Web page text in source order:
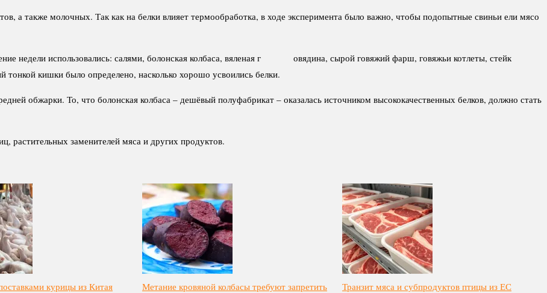
а также молочных. Так как на белки влияет термообработка, в ходе эксперимента было важно, чтобы подопытные свиньи ели мясо
недели использовались: салями, болонская колбаса, вяленая г овядина, сырой говяжий фарш, говяжьи котлеты, стейк
тонкой кишки было определено, насколько хорошо усвоились белки.
обжарки. То, что болонская колбаса – дешёвый полуфабрикат – оказалась источником высококачественных белков, должно стать
заменителей мяса и других продуктов.
курицы из Китая
Метание кровяной колбасы требуют запретить
Транзит мяса и субпродуктов птицы из ЕС